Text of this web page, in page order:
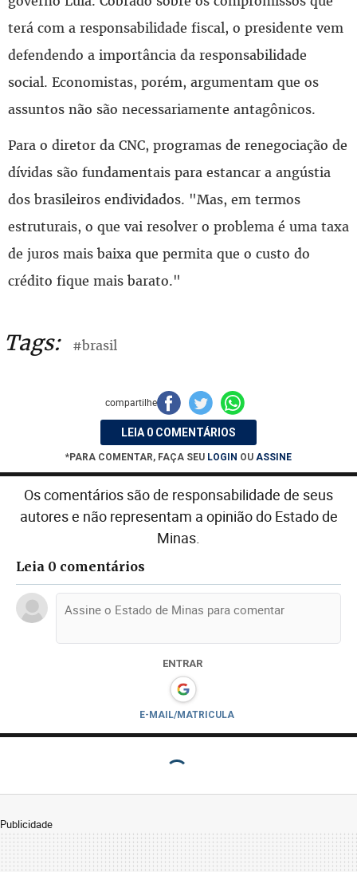
terá com a responsabilidade fiscal, o presidente vem
defendendo a importância da responsabilidade
social. Economistas, porém, argumentam que os
assuntos não são necessariamente antagônicos.
Para o diretor da CNC, programas de renegociação de
dívidas são fundamentais para estancar a angústia
dos brasileiros endividados. "Mas, em termos
estruturais, o que vai resolver o problema é uma taxa
de juros mais baixa que permita que o custo do
crédito fique mais barato."
Tags: #brasil
compartilhe
LEIA 0 COMENTÁRIOS
*PARA COMENTAR, FAÇA SEU LOGIN OU ASSINE
Os comentários são de responsabilidade de seus
autores e não representam a opinião do Estado de
Minas.
Leia 0 comentários
ENTRAR
E-MAIL/MATRICULA
Publicidade